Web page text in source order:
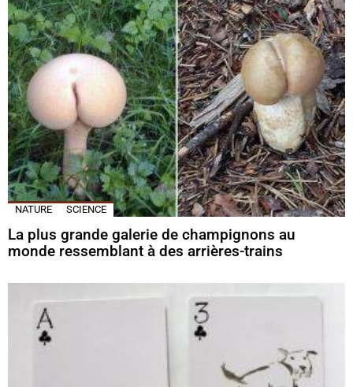
NATURE SCIENCE
La plus grande galerie de champignons au
monde ressemblant à des arrières-trains